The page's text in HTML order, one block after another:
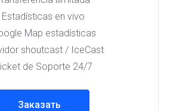
en vivo
Map estadísticas
shoutcast / IceCast
de Soporte 24/7
Заказать